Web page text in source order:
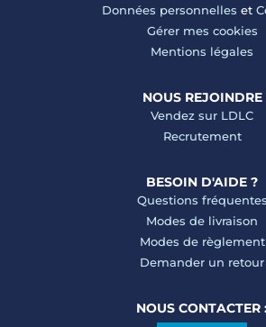
Données personnelles et
Gérer mes cookies
Mentions légales
NOUS REJOINDRE
Vendez sur LDLC
Recrutement
BESOIN D'AIDE ?
Questions fréquentes
Modes de livraison
Modes de règlement
Demander un retour
NOUS CONTACTER